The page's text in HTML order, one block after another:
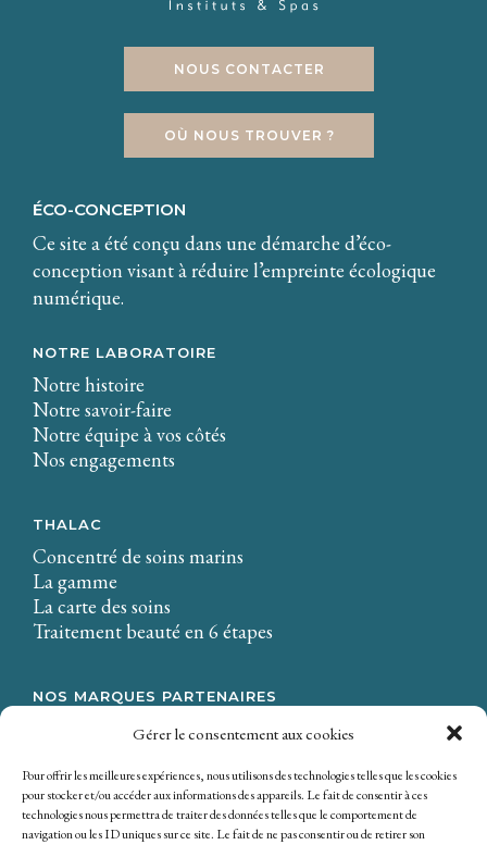
Gérer le consentement aux cookies
Pour offrir les meilleures expériences, nous utilisons des technologies telles que les cookies
pour stocker et/ou accéder aux informations des appareils. Le fait de consentir à ces
technologies nous permettra de traiter des données telles que le comportement de
navigation ou les ID uniques sur ce site. Le fait de ne pas consentir ou de retirer son
NOUS CONTACTER
OÙ NOUS TROUVER ?
ÉCO-CONCEPTION
Ce site a été conçu dans une démarche d’éco-
conception visant à réduire l’empreinte écologique
numérique.
NOTRE LABORATOIRE
Notre histoire
Notre savoir-faire
Notre équipe à vos côtés
Nos engagements
THALAC
Concentré de soins marins
La gamme
La carte des soins
Traitement beauté en 6 étapes
NOS MARQUES PARTENAIRES
Mondial Beauté